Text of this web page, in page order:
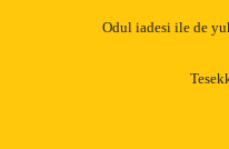
Odul iadesi ile de